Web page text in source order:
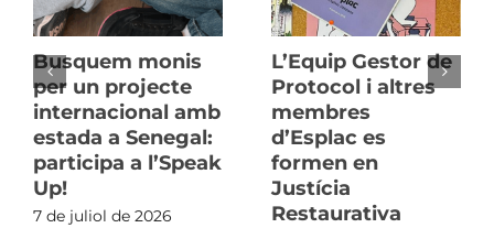
Busquem monis
per un projecte
internacional amb
estada a Senegal:
participa a l’Speak
Up!
7 de juliol de 2026
L’Equip Gestor de
Protocol i altres
membres
d’Esplac es
formen en
Justícia
Restaurativa